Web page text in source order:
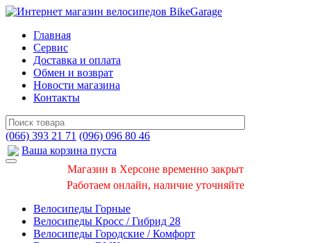
Главная
Сервис
Доставка и оплата
Обмен и возврат
Новости магазина
Контакты
(066) 393 21 71 (096) 096 80 46
Ваша корзина пуста
Магазин в Херсоне временно закрыт
Работаем онлайн, наличие уточняйте
Велосипеды Горные
Велосипеды Кросс / Гибрид 28
Велосипеды Городские / Комфорт